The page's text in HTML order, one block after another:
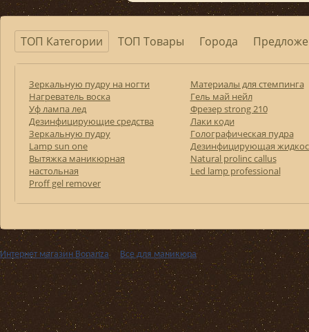
ТОП Категории ТОП Товары Города
Зеркальную пудру на ногти
Нагреватель воска
Уф лампа лед
Дезинфицирующие средства
Зеркальную пудру
Lamp sun one
Вытяжка маникюрная
настольная
Proff gel remover
Материалы для стемпинга
Гель май нейл
Фрезер strong 210
Лаки коди
Голографическая пудра
Дезинфицирующая
Natural prolinc callus
Led lamp professional
Интернет магазин Bonanza›› Все для маникюра